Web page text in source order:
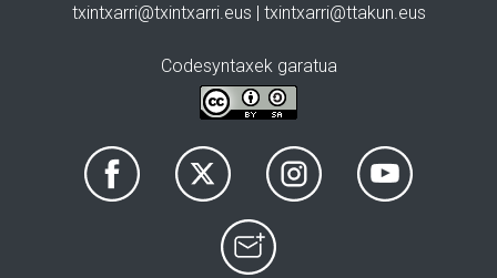
txintxarri@txintxarri.eus | txintxarri@ttakun.eus
Codesyntaxek garatua